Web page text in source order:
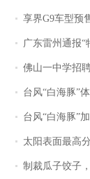
享界G9车型预
广东雷州通报“特殊教育学校
佛山一中学招聘物理教师，笔试前
台风“白海豚”体型
台风“白海豚”加强！
太阳表面最高
制裁瓜子饺子